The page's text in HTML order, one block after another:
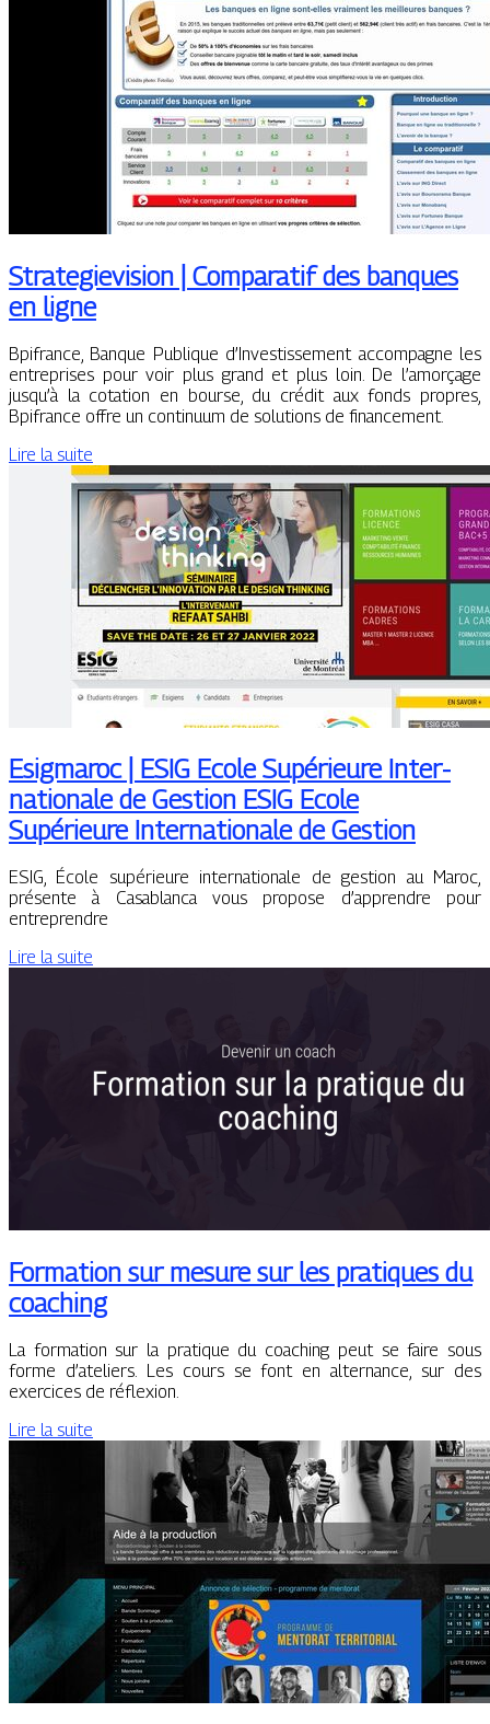
Strategievision | Comparatif des banques
en ligne
Bpifrance, Banque Publique d’Investissement accompagne les
entreprises pour voir plus grand et plus loin. De l’amorçage
jusqu’à la cotation en bourse, du crédit aux fonds propres,
Bpifrance offre un continuum de solutions de financement.
Lire la suite
Esigmaroc | ESIG Ecole Supérieure In­ter­
nationa­le de Gestion ESIG Ecole
Supérieure In­ter­nationa­le de Gestion
ESIG, École supérieure internationale de gestion au Maroc,
présente à Casablanca vous propose d’apprendre pour
entreprendre
Lire la suite
Formation sur mesure sur les pratiques du
coaching
La formation sur la pratique du coaching peut se faire sous
forme d’ateliers. Les cours se font en alternance, sur des
exercices de réflexion.
Lire la suite